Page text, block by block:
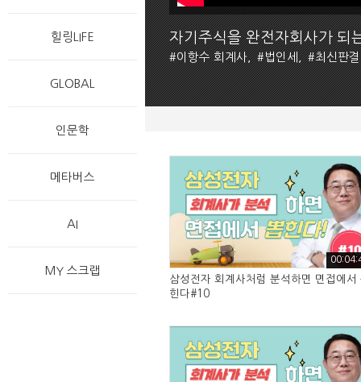
힐링LIFE
GLOBAL
인문학
메타버스
AI
MY 스크랩
자기주식을 완전자회사가 되
#이항수 회계사,#법인세,#최신판결
삼성전자 회계사처럼 분석하면 면접에서
힌다#10